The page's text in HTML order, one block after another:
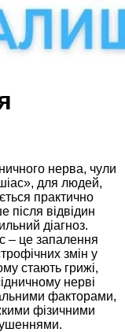
нерва, чули
для людей,
практично
після відвідин
діагноз.
– це запалення
змін у
стають грижі,
нерві
факторами,
фізичними